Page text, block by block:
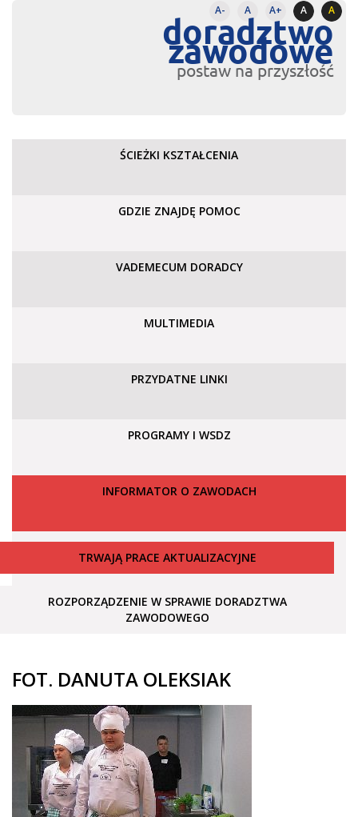
A- A A+ A A
doradztwo
zawodowe
postaw na przyszłość
ŚCIEŻKI KSZTAŁCENIA
GDZIE ZNAJDĘ POMOC
VADEMECUM DORADCY
MULTIMEDIA
PRZYDATNE LINKI
PROGRAMY I WSDZ
INFORMATOR O ZAWODACH
TRWAJĄ PRACE AKTUALIZACYJNE
ROZPORZĄDZENIE W SPRAWIE DORADZTWA
ZAWODOWEGO
FOT. DANUTA OLEKSIAK